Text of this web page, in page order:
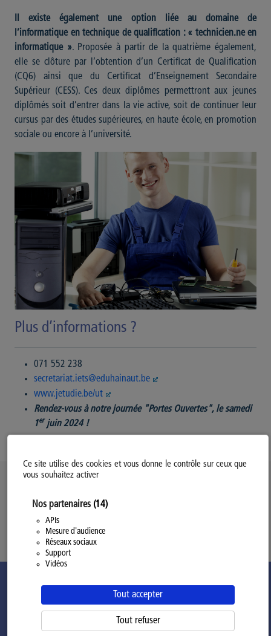
Ce site utilise des cookies et vous donne le contrôle sur ceux que
vous souhaitez activer
Nos partenaires (14)
APIs
Mesure d'audience
Réseaux sociaux
Support
Vidéos
Tout accepter
Tout refuser
Il existe également une option liée au domaine de
l’informatique en technique de qualification : « technicien.ne en
informatique ». Proposée à partir de la quatrième également,
elle se clôture par l’obtention d’un Certificat de Qualification
(CQ6) ainsi que du Certificat d’Enseignement Secondaire
Supérieur (CESS). Ces deux diplômes permettront aux jeunes
diplômés soit d’entrer dans la vie active, soit de continuer leur
cursus par des études supérieures, en haute école, en promotion
sociale ou encore à l’université.
Plus d’informations ?
071 552 238
secretariat.iets@eduhainaut.be
www.jetudie.be/ut
Rendez-vous à notre journée "Portes Ouvertes", le samedi
1er juin 2024 !
Modifiez votre consentement
Politique Générale de Confidentialité